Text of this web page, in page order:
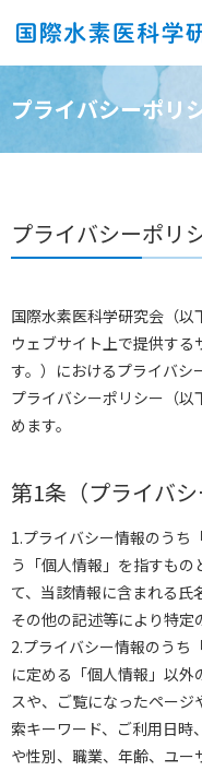
プライバシーポリ
プライバシーポリ
国際水素医科学研究会（以
ウェブサイト上で提供す
す。）におけるプライバシ
プライバシーポリシー（以
めます。
第1条（プライバシ
1.プライバシー情報のうち
う「個人情報」を指すも
て、当該情報に含まれる氏
その他の記述等により特定
2.プライバシー情報のうち
に定める「個人情報」以
スや、ご覧になったペー
索キーワード、ご利用日時
や性別、職業、年齢、ユ